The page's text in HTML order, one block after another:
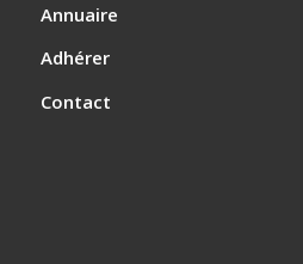
Annuaire
Adhérer
Contact